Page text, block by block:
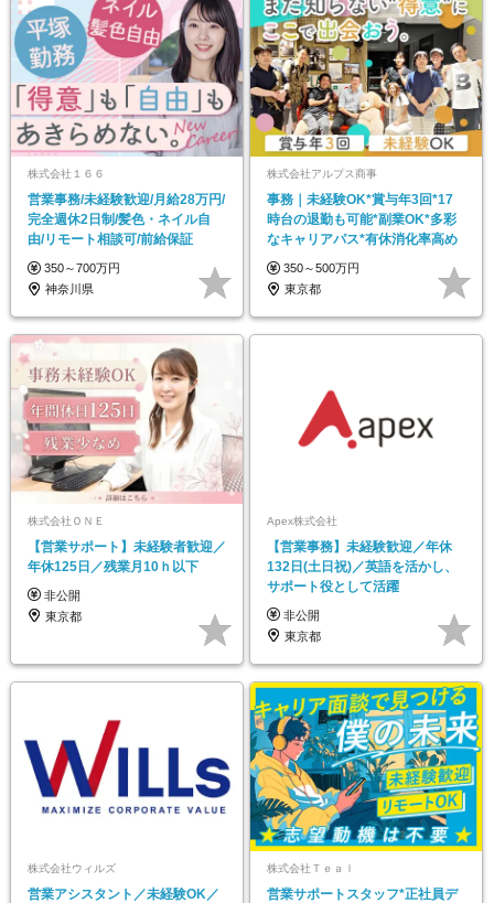
株式会社１６６
営業事務/未経験歓迎/月給28万円/
完全週休2日制/髪色・ネイル自
由/リモート相談可/前給保証
350～700万円
神奈川県
株式会社アルプス商事
事務｜未経験OK*賞与年3回*17
時台の退勤も可能*副業OK*多彩
なキャリアパス*有休消化率高め
350～500万円
東京都
株式会社ＯＮＥ
【営業サポート】未経験者歓迎／
年休125日／残業月10ｈ以下
非公開
東京都
Apex株式会社
【営業事務】未経験歓迎／年休
132日(土日祝)／英語を活かし、
サポート役として活躍
非公開
東京都
株式会社ウィルズ
営業アシスタント／未経験OK／
株式会社Ｔｅａｌ
営業サポートスタッフ*正社員デ